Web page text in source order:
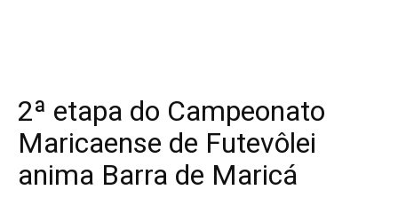
2ª etapa do Campeonato
Maricaense de Futevôlei
anima Barra de Maricá